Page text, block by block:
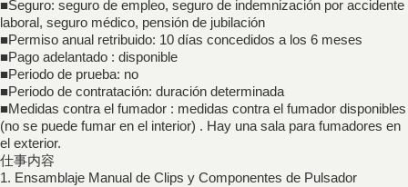
■Seguro: seguro de empleo, seguro de indemnización por accidente
laboral, seguro médico, pensión de jubilación
■Permiso anual retribuido: 10 días concedidos a los 6 meses
■Pago adelantado : disponible
■Periodo de prueba: no
■Periodo de contratación: duración determinada
■Medidas contra el fumador : medidas contra el fumador disponibles
(no se puede fumar en el interior) . Hay una sala para fumadores en
el exterior.
仕事内容
1. Ensamblaje Manual de Clips y Componentes de Pulsador